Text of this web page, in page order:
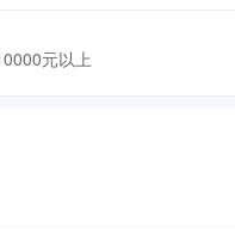
元以上